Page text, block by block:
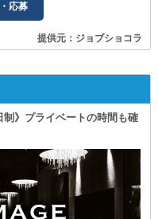
応募
提供元：ジョブショコラ
》プライベートの時間も確